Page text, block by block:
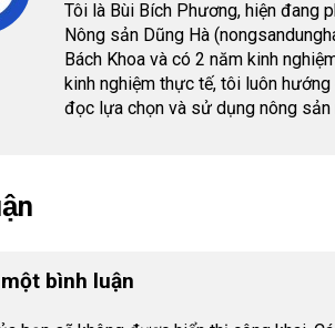
Tôi là Bùi Bích Phương, hiện đang
Nông sản Dũng Hà
Bách Khoa và có 2 năm kinh
kinh nghiệm thực tế, tôi luôn
đọc lựa chọn và sử dụng nông
bình luận